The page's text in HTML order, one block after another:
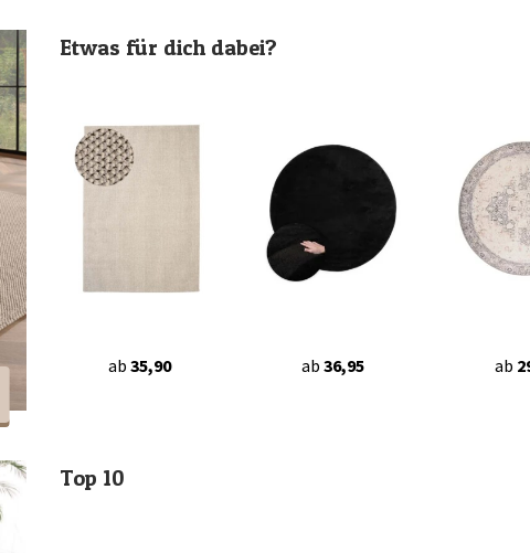
Etwas für dich dabei?
ab 35,90 ab 36,95 ab
Top 10